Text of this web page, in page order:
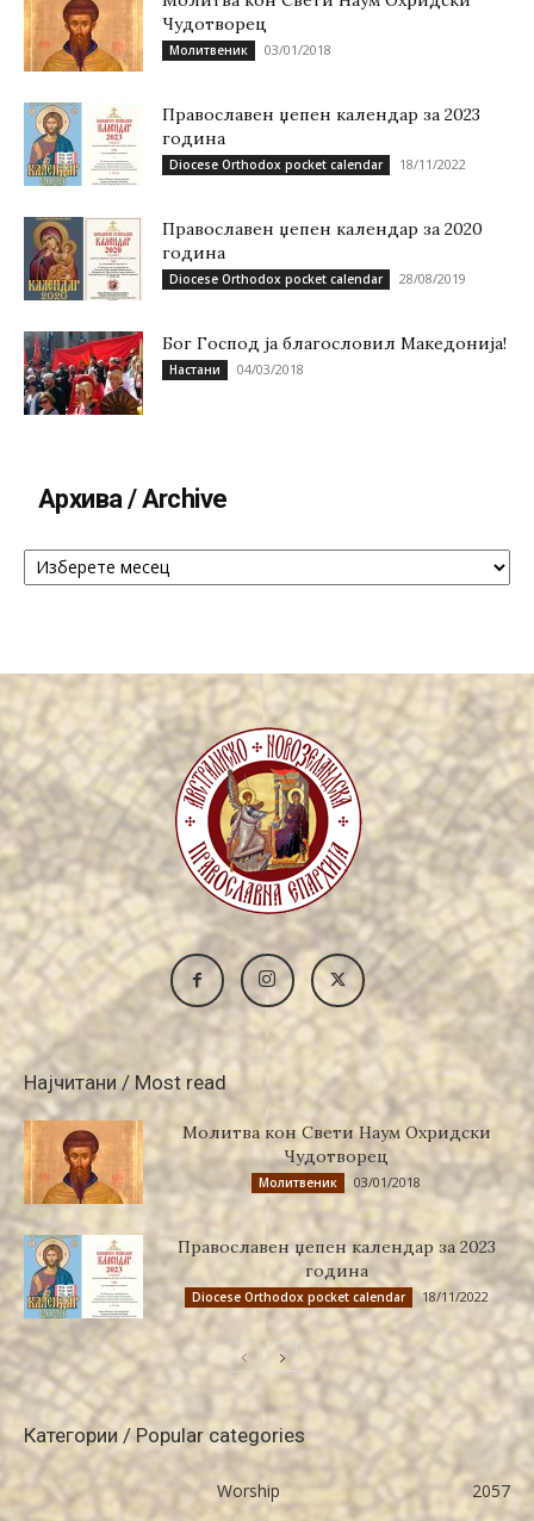
Чудотворец
Молитвеник 03/01/2018
Православен џепен календар за 2023
година
Diocese Orthodox pocket calendar 18/11/2022
Православен џепен календар за 2020
година
Diocese Orthodox pocket calendar 28/08/2019
Бог Господ ја благословил Македонија!
Настани 04/03/2018
Архива / Archive
Архива
Најчитани / Most read
Молитва кон Свети Наум Охридски
Чудотворец
Молитвеник 03/01/2018
Православен џепен календар за 2023
година
Diocese Orthodox pocket calendar 18/11/2022
Категории / Popular categories
Worship
2057